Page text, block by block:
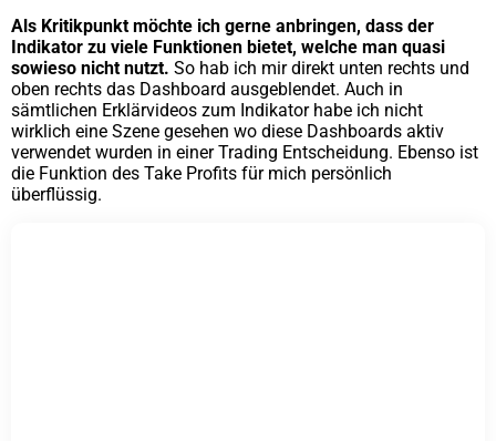
Als Kritikpunkt möchte ich gerne anbringen, dass der
Indikator zu viele Funktionen bietet, welche man quasi
sowieso nicht nutzt. So hab ich mir direkt unten rechts und
oben rechts das Dashboard ausgeblendet. Auch in
sämtlichen Erklärvideos zum Indikator habe ich nicht
wirklich eine Szene gesehen wo diese Dashboards aktiv
verwendet wurden in einer Trading Entscheidung. Ebenso ist
die Funktion des Take Profits für mich persönlich
überflüssig.